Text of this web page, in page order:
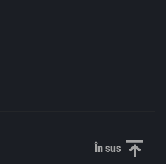
În susDerulați